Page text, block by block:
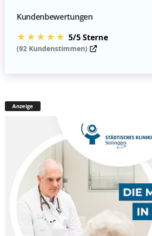
Kundenbewertungen
★★★★★ 5/5 Sterne
(92 Kundenstimmen)
Anzeige